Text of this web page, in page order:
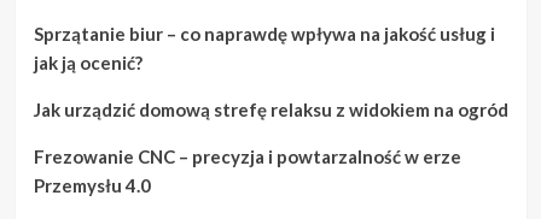
Sprzątanie biur – co naprawdę wpływa na jakość usług i
jak ją ocenić?
Jak urządzić domową strefę relaksu z widokiem na ogród
Frezowanie CNC – precyzja i powtarzalność w erze
Przemysłu 4.0